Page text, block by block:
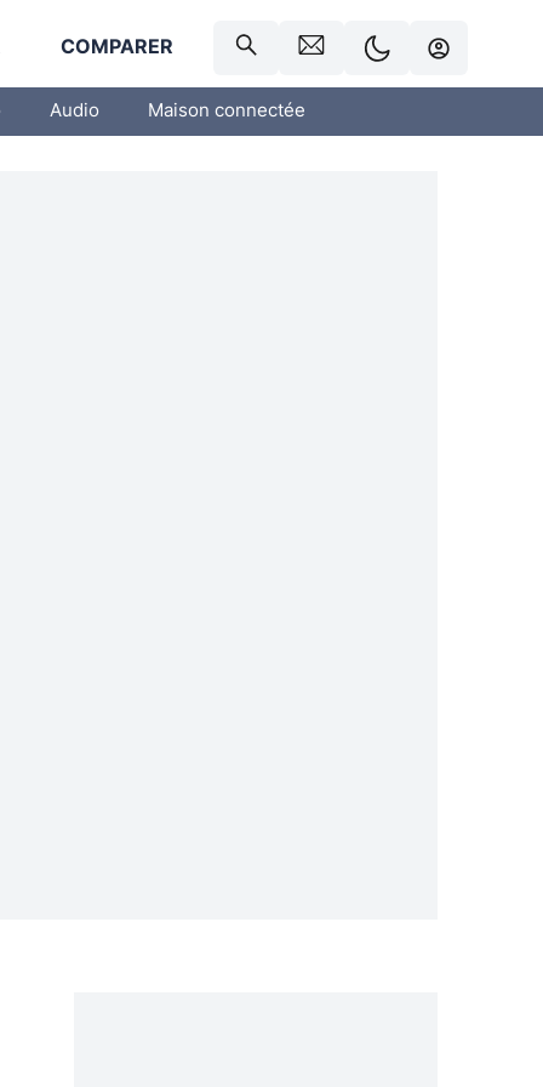
COMPARER
Audio Maison connectée